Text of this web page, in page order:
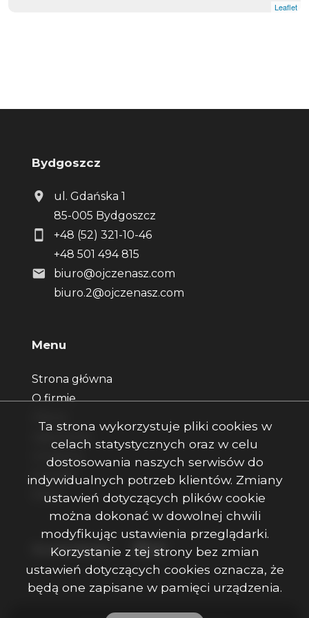
Leaflet
Bydgoszcz
ul. Gdańska 1
85-005 Bydgoszcz
+48 (52) 321-10-46
+48 501 494 815
biuro@ojczenasz.com
biuro.2@ojczenasz.com
Menu
Strona główna
O firmie
Zgłoszenia
Ulubione
Kontakt
Rodo
Social Media Facebook
Facebook
Facebook
Ta strona wykorzystuje pliki cookies w
celach statystycznych oraz w celu
dostosowania naszych serwisów do
indywidualnych potrzeb klientów. Zmiany
ustawień dotyczących plików cookie
można dokonać w dowolnej chwili
modyfikując ustawienia przeglądarki.
Korzystanie z tej strony bez zmian
ustawień dotyczących cookies oznacza, że
będą one zapisane w pamięci urządzenia.